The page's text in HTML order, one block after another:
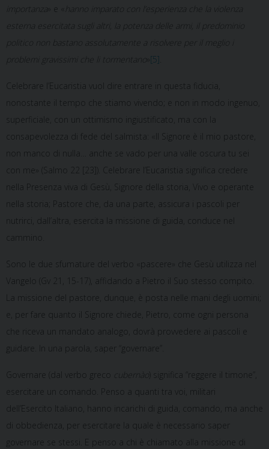
importanza
hanno imparato con l’esperienza che la violenza
esterna esercitata sugli altri, la potenza delle armi, il predominio
[5]
Celebrare l’Eucaristia vuol dire entrare in questa fiducia,
nonostante il tempo che stiamo vivendo; e non in modo ingenuo,
superficiale, con un ottimismo ingiustificato, ma con la
consapevolezza di fede del salmista: «Il Signore è il mio pastore,
non manco di nulla… anche se vado per una valle oscura tu sei
con me» (Salmo 22 [23]). Celebrare l’Eucaristia significa credere
nella Presenza viva di Gesù, Signore della storia, Vivo e operante
nella storia; Pastore che, da una parte, assicura i pascoli per
nutrirci, dall’altra, esercita la missione di guida, conduce nel
cammino.
Sono le due sfumature del verbo «pascere» che Gesù utilizza nel
Vangelo (Gv 21, 15-17), affidando a Pietro il Suo stesso compito.
La missione del pastore, dunque, è posta nelle mani degli uomini;
e, per fare quanto il Signore chiede, Pietro, come ogni persona
che riceva un mandato analogo, dovrà provvedere ai pascoli e
guidare. In una parola, saper “governare”.
Governare (dal verbo greco
) significa “reggere il timone”,
esercitare un comando. Penso a quanti tra voi, militari
dell’Esercito Italiano, hanno incarichi di guida, comando, ma anche
di obbedienza, per esercitare la quale è necessario saper
governare se stessi. E penso a chi è chiamato alla missione di